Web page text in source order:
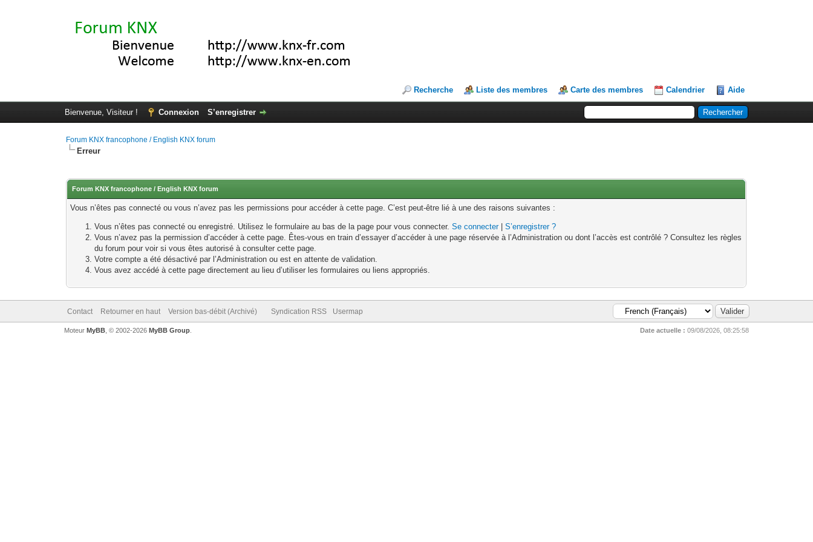
Recherche Liste des membres Carte des membres Calendrier Aide
Bienvenue, Visiteur ! Connexion S’enregistrer
Forum KNX francophone / English KNX forum
Erreur
Forum KNX francophone / English KNX forum
Vous n’êtes pas connecté ou vous n’avez pas les permissions pour accéder à cette page. C’est peut-être lié à une des raisons suivantes :
Vous n’êtes pas connecté ou enregistré. Utilisez le formulaire au bas de la page pour vous connecter.Se connecter|S’enregistrer ?
Vous n’avez pas la permission d’accéder à cette page. Êtes-vous en train d’essayer d’accéder à une page réservée à l’Administration ou dont l’accès est contrôlé ? Consultez les règles
du forum pour voir si vous êtes autorisé à consulter cette page.
Votre compte a été désactivé par l’Administration ou est en attente de validation.
Vous avez accédé à cette page directement au lieu d’utiliser les formulaires ou liens appropriés.
Contact Retourner en haut Version bas-débit (Archivé) Syndication RSS Usermap
Date actuelle : 09/08/2026, 08:25:58
Moteur MyBB, © 2002-2026 MyBB Group.